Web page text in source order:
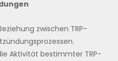
zwischen TRP-
Aktivität bestimmter TRP-